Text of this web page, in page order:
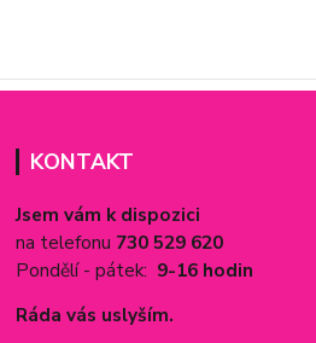
KONTAKT
Jsem vám k dispozici
na telefonu 730 529 620
Pondělí - pátek: 9-16 hodin
Ráda vás uslyším.